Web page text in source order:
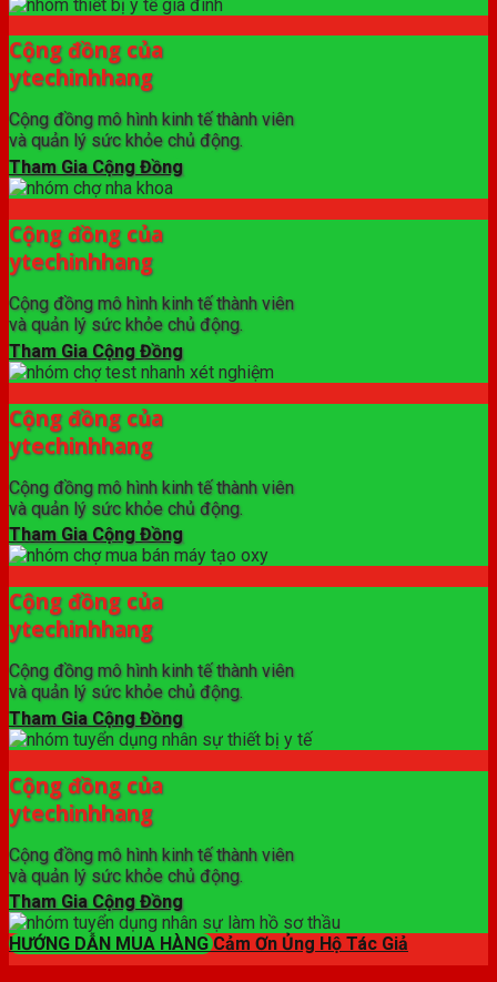
Cộng đồng của
ytechinhhang
Cộng đồng mô hình kinh tế thành viên
và quản lý sức khỏe chủ động.
Tham Gia Cộng Đồng
Cộng đồng của
ytechinhhang
Cộng đồng mô hình kinh tế thành viên
và quản lý sức khỏe chủ động.
Tham Gia Cộng Đồng
Cộng đồng của
ytechinhhang
Cộng đồng mô hình kinh tế thành viên
và quản lý sức khỏe chủ động.
Tham Gia Cộng Đồng
Cộng đồng của
ytechinhhang
Cộng đồng mô hình kinh tế thành viên
và quản lý sức khỏe chủ động.
Tham Gia Cộng Đồng
Cộng đồng của
ytechinhhang
Cộng đồng mô hình kinh tế thành viên
và quản lý sức khỏe chủ động.
Tham Gia Cộng Đồng
HƯỚNG DẪN MUA HÀNG Cảm Ơn Ủng Hộ Tác Giả